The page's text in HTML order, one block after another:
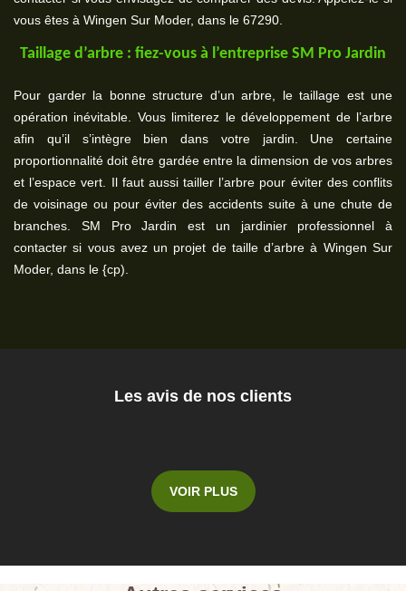
vous êtes à Wingen Sur Moder, dans le 67290.
Taillage d’arbre : fiez-vous à l’entreprise SM Pro Jardin
Pour garder la bonne structure d’un arbre, le taillage est une
opération inévitable. Vous limiterez le développement de l’arbre
afin qu’il s’intègre bien dans votre jardin. Une certaine
proportionnalité doit être gardée entre la dimension de vos arbres
et l’espace vert. Il faut aussi tailler l’arbre pour éviter des conflits
de voisinage ou pour éviter des accidents suite à une chute de
branches. SM Pro Jardin est un jardinier professionnel à
contacter si vous avez un projet de taille d’arbre à Wingen Sur
Moder, dans le {cp).
Les avis de nos clients
VOIR PLUS